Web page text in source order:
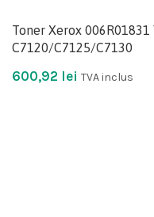
Toner Xerox
C7120/C7125/C7130
600,92 lei TVA inclus